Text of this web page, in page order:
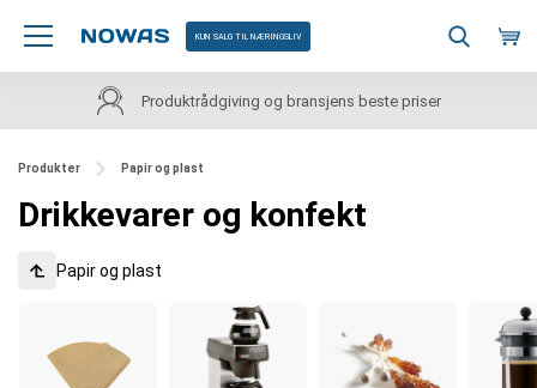
KUN SALG TIL NÆRINGSLIV
Produktrådgiving og bransjens beste priser
Produkter Papir og plast
Drikkevarer og konfekt
Papir og plast